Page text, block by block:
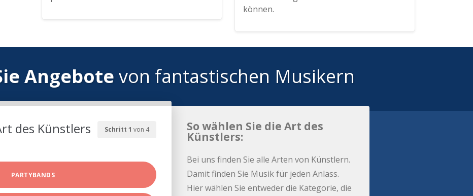
können.
Angebote von fantastischen Musikern
Schritt 1 von 4
des Künstlers
PARTYBANDS
So wählen Sie die Art des
Künstlers:
Bei uns finden Sie alle Arten von Künstlern.
Damit finden Sie Musik für jeden Anlass.
Hier wählen Sie entweder die Kategorie, die